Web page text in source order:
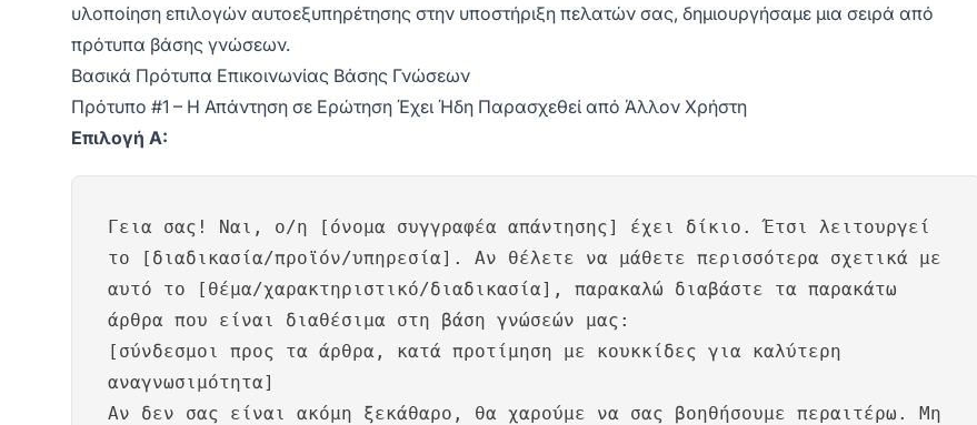
υλοποίηση επιλογών αυτοεξυπηρέτησης στην υποστήριξη πελατών σας, δημιουργήσαμε μια σειρά από
πρότυπα βάσης γνώσεων.
Βασικά Πρότυπα Επικοινωνίας Βάσης Γνώσεων
Πρότυπο #1 – Η Απάντηση σε Ερώτηση Έχει Ήδη Παρασχεθεί από Άλλον Χρήστη
Επιλογή Α:
Γεια σας! Ναι, ο/η [όνομα συγγραφέα απάντησης] έχει δίκιο. Έτσι λειτουργεί
το [διαδικασία/προϊόν/υπηρεσία]. Αν θέλετε να μάθετε περισσότερα σχετικά με
αυτό το [θέμα/χαρακτηριστικό/διαδικασία], παρακαλώ διαβάστε τα παρακάτω
άρθρα που είναι διαθέσιμα στη βάση γνώσεών μας:
[σύνδεσμοι προς τα άρθρα, κατά προτίμηση με κουκκίδες για καλύτερη
αναγνωσιμότητα]
Αν δεν σας είναι ακόμη ξεκάθαρο, θα χαρούμε να σας βοηθήσουμε περαιτέρω. Μη